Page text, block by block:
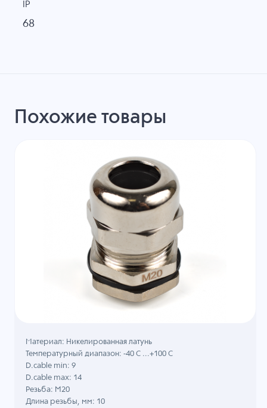
IP
68
Похожие товары
Материал: Никелированная латунь
Температурный диапазон: -40 C ...+100 C
D.cable min: 9
D.cable max: 14
Резьба: M20
Длина резьбы, мм: 10